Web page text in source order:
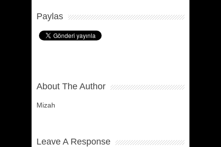
Paylas
About The Author
Mizah
Leave A Response